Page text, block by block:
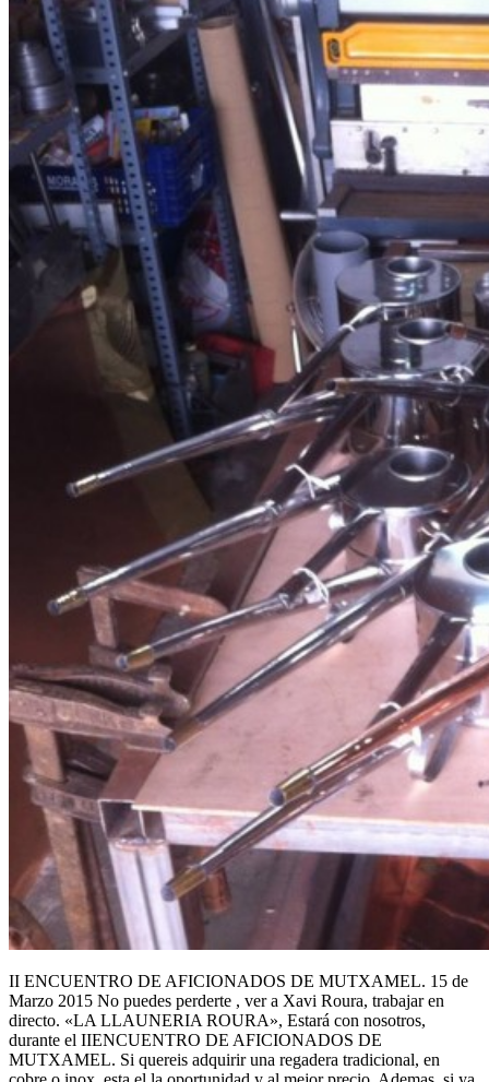
II ENCUENTRO DE AFICIONADOS DE MUTXAMEL. 15 de
Marzo 2015 No puedes perderte , ver a Xavi Roura, trabajar en
directo. «LA LLAUNERIA ROURA», Estará con nosotros,
durante el IIENCUENTRO DE AFICIONADOS DE
MUTXAMEL. Si quereis adquirir una regadera tradicional, en